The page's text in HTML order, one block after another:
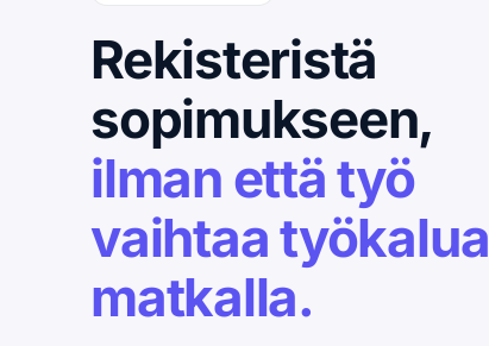
Rekisteristä
sopimukseen,
ilman että työ
vaihtaa työkalua
matkalla.